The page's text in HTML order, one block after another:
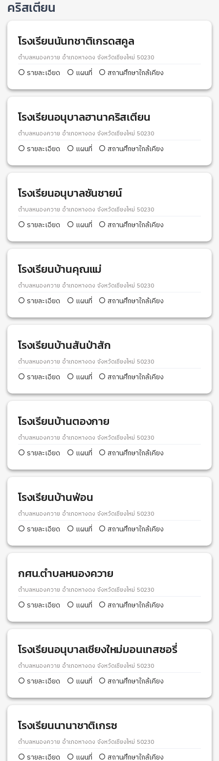
คริสเตียน
โรงเรียนนันทชาติเกรดสคูล
ตำบลหนองควาย อำเภอหางดง จังหวัดเชียงใหม่ 50230
รายละเอียด แผนที่ สถานศึกษาใกล้เคียง
โรงเรียนอนุบาลฮานาคริสเตียน
ตำบลหนองควาย อำเภอหางดง จังหวัดเชียงใหม่ 50230
รายละเอียด แผนที่ สถานศึกษาใกล้เคียง
โรงเรียนอนุบาลซันชายน์
ตำบลหนองควาย อำเภอหางดง จังหวัดเชียงใหม่ 50230
รายละเอียด แผนที่ สถานศึกษาใกล้เคียง
โรงเรียนบ้านคุณแม่
ตำบลหนองควาย อำเภอหางดง จังหวัดเชียงใหม่ 50230
รายละเอียด แผนที่ สถานศึกษาใกล้เคียง
โรงเรียนบ้านสันป่าสัก
ตำบลหนองควาย อำเภอหางดง จังหวัดเชียงใหม่ 50230
รายละเอียด แผนที่ สถานศึกษาใกล้เคียง
โรงเรียนบ้านตองกาย
ตำบลหนองควาย อำเภอหางดง จังหวัดเชียงใหม่ 50230
รายละเอียด แผนที่ สถานศึกษาใกล้เคียง
โรงเรียนบ้านฟ่อน
ตำบลหนองควาย อำเภอหางดง จังหวัดเชียงใหม่ 50230
รายละเอียด แผนที่ สถานศึกษาใกล้เคียง
กศน.ตำบลหนองควาย
ตำบลหนองควาย อำเภอหางดง จังหวัดเชียงใหม่ 50230
รายละเอียด แผนที่ สถานศึกษาใกล้เคียง
โรงเรียนอนุบาลเชียงใหม่มอนเทสซอรี่
ตำบลหนองควาย อำเภอหางดง จังหวัดเชียงใหม่ 50230
รายละเอียด แผนที่ สถานศึกษาใกล้เคียง
โรงเรียนนานาชาติเกรซ
ตำบลหนองควาย อำเภอหางดง จังหวัดเชียงใหม่ 50230
รายละเอียด แผนที่ สถานศึกษาใกล้เคียง